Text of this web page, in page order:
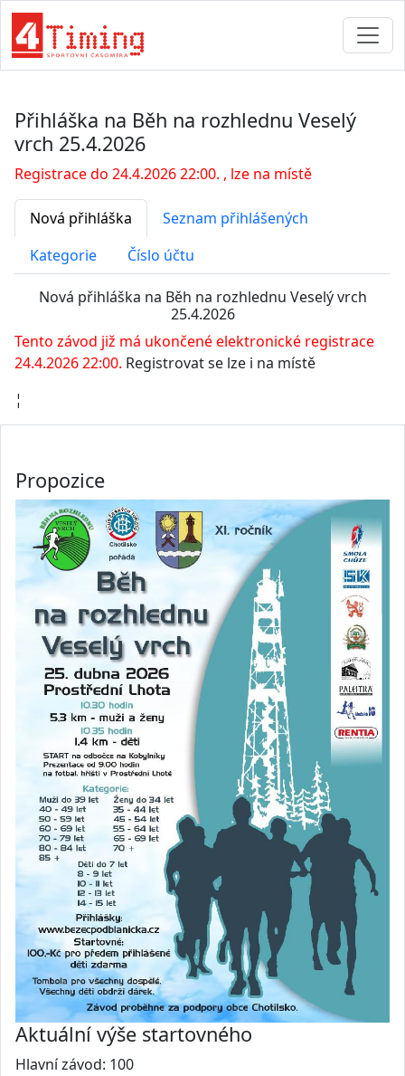
Přihláška na Běh na rozhlednu Veselý
vrch 25.4.2026
Registrace do 24.4.2026 22:00. , lze na místě
Nová přihláška
Seznam přihlášených
Kategorie
Číslo účtu
Nová přihláška na Běh na rozhlednu Veselý vrch
25.4.2026
Tento závod již má ukončené elektronické registrace
24.4.2026 22:00. Registrovat se lze i na místě
¦
Propozice
Aktuální výše startovného
Hlavní závod: 100